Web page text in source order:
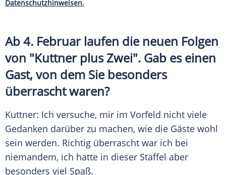
Datenschutzhinweisen.
Ab 4. Februar laufen die neuen Folgen
von "Kuttnerplus Zwei". Gab es einen
Gast, von dem Sie besonders
überrascht waren?
Kuttner: Ich versuche, mir im Vorfeld nicht viele
Gedanken darüber zu machen, wie die Gäste wohl
sein werden. Richtig überrascht war ich bei
niemandem, ich hatte in dieser Staffel aber
besonders viel Spaß.